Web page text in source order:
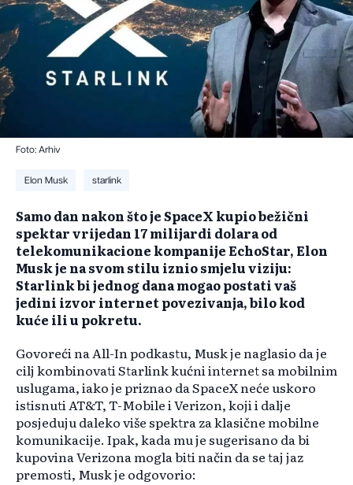
Foto: Arhiv
Elon Musk starlink
​Samo dan nakon što je SpaceX kupio bežični
spektar vrijedan 17 milijardi dolara od
telekomunikacione kompanije EchoStar, Elon
Musk je na svom stilu iznio smjelu viziju:
Starlink bi jednog dana mogao postati vaš
jedini izvor internet povezivanja, bilo kod
kuće ili u pokretu.
Govoreći na All-In podkastu, Musk je naglasio da je
cilj kombinovati Starlink kućni internet sa mobilnim
uslugama, iako je priznao da SpaceX neće uskoro
istisnuti AT&T, T-Mobile i Verizon, koji i dalje
posjeduju daleko više spektra za klasične mobilne
komunikacije. Ipak, kada mu je sugerisano da bi
kupovina Verizona mogla biti način da se taj jaz
premosti, Musk je odgovorio: